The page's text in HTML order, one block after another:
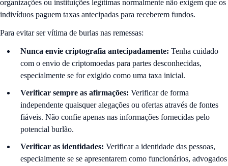
organizações ou instituições legítimas normalmente não exigem que os
indivíduos paguem taxas antecipadas para receberem fundos.
Para evitar ser vítima de burlas nas remessas:
Nunca envie criptografia antecipadamente: Tenha cuidado
com o envio de criptomoedas para partes desconhecidas,
especialmente se for exigido como uma taxa inicial.
Verificar sempre as afirmações: Verificar de forma
independente quaisquer alegações ou ofertas através de fontes
fiáveis. Não confie apenas nas informações fornecidas pelo
potencial burlão.
Verificar as identidades: Verificar a identidade das pessoas,
especialmente se se apresentarem como funcionários, advogados